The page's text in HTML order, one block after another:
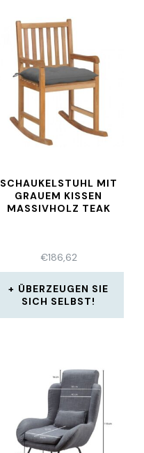
SCHAUKELSTUHL MIT
GRAUEM KISSEN
MASSIVHOLZ TEAK
€186,62
ÜBERZEUGEN SIE
SICH SELBST!